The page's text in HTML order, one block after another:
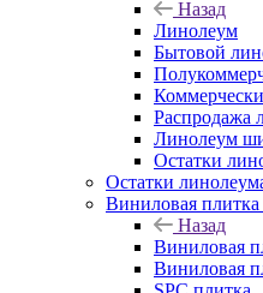
Назад
Линолеум
Бытовой
Распродажа
Линолеум
Остатки
Остатки
Виниловая
Назад
Виниловая
Виниловая